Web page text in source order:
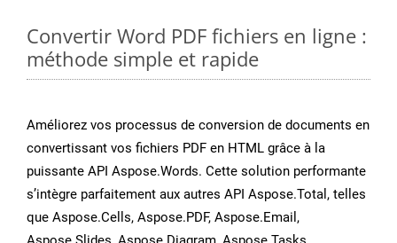
Convertir Word PDF fichiers en ligne :
méthode simple et rapide
Améliorez vos processus de conversion de documents en
convertissant vos fichiers PDF en HTML grâce à la
puissante API Aspose.Words. Cette solution performante
s’intègre parfaitement aux autres API Aspose.Total, telles
que Aspose.Cells, Aspose.PDF, Aspose.Email,